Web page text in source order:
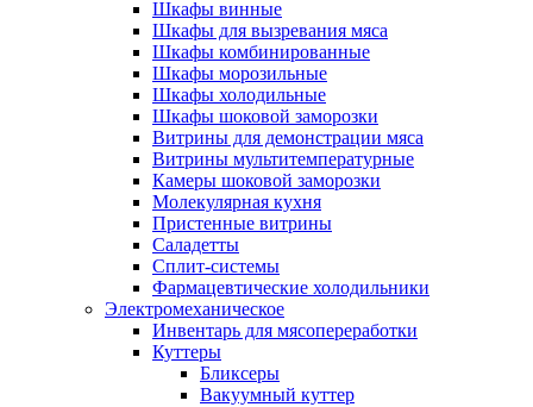
Шкафы винные
Шкафы для вызревания мяса
Шкафы комбинированные
Шкафы морозильные
Шкафы холодильные
Шкафы шоковой заморозки
Витрины для демонстрации мяса
Витрины мультитемпературные
Камеры шоковой заморозки
Молекулярная кухня
Пристенные витрины
Саладетты
Сплит-системы
Фармацевтические холодильники
Электромеханическое
Инвентарь для мясопереработки
Куттеры
Бликсеры
Вакуумный куттер